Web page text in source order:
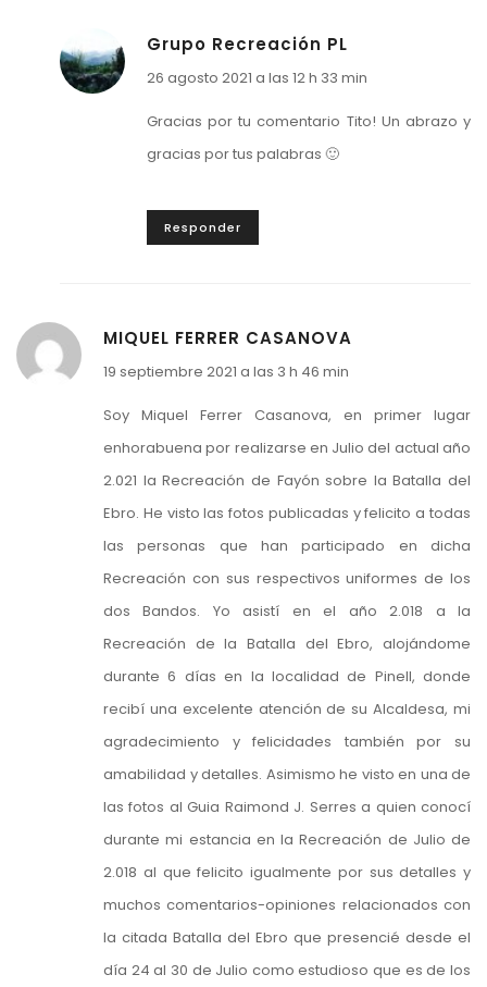
Grupo Recreación PL
26 agosto 2021 a las 12 h 33 min
Gracias por tu comentario Tito! Un abrazo y
gracias por tus palabras 🙂
Responder
MIQUEL FERRER CASANOVA
19 septiembre 2021 a las 3 h 46 min
Soy Miquel Ferrer Casanova, en primer lugar
enhorabuena por realizarse en Julio del actual año
2.021 la Recreación de Fayón sobre la Batalla del
Ebro. He visto las fotos publicadas y felicito a todas
las personas que han participado en dicha
Recreación con sus respectivos uniformes de los
dos Bandos. Yo asistí en el año 2.018 a la
Recreación de la Batalla del Ebro, alojándome
durante 6 días en la localidad de Pinell, donde
recibí una excelente atención de su Alcaldesa, mi
agradecimiento y felicidades también por su
amabilidad y detalles. Asimismo he visto en una de
las fotos al Guia Raimond J. Serres a quien conocí
durante mi estancia en la Recreación de Julio de
2.018 al que felicito igualmente por sus detalles y
muchos comentarios-opiniones relacionados con
la citada Batalla del Ebro que presencié desde el
día 24 al 30 de Julio como estudioso que es de los